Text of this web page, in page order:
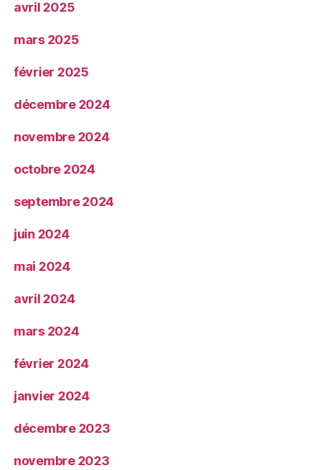
avril 2025
mars 2025
février 2025
décembre 2024
novembre 2024
octobre 2024
septembre 2024
juin 2024
mai 2024
avril 2024
mars 2024
février 2024
janvier 2024
décembre 2023
novembre 2023